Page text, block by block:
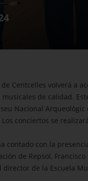
Centcelles volverá a
de calidad.
Nacional
conciertos se
contado con la
de Repsol,
director de la Escuela